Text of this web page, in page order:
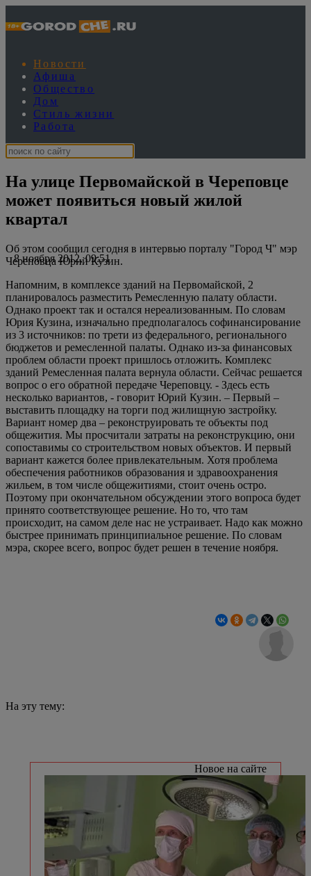
Новости
Афиша
Общество
Дом
Стиль жизни
Работа
На улице Первомайской в Череповце
может появиться новый жилой
квартал
8 ноября 2012, 09:51
Об этом сообщил сегодня в интервью порталу "Город Ч" мэр
Череповца Юрий Кузин.
Напомним, в комплексе зданий на Первомайской, 2
планировалось разместить Ремесленную палату области.
Однако проект так и остался нереализованным. По словам
Юрия Кузина, изначально предполагалось софинансирование
из 3 источников: по трети из федерального, регионального
бюджетов и ремесленной палаты. Однако из-за финансовых
проблем области проект пришлось отложить. Комплекс
зданий Ремесленная палата вернула области. Сейчас решается
вопрос о его обратной передаче Череповцу. - Здесь есть
несколько вариантов, - говорит Юрий Кузин. – Первый –
выставить площадку на торги под жилищную застройку.
Вариант номер два – реконструировать те объекты под
общежития. Мы просчитали затраты на реконструкцию, они
сопоставимы со строительством новых объектов. И первый
вариант кажется более привлекательным. Хотя проблема
обеспечения работников образования и здравоохранения
жильем, в том числе общежитиями, стоит очень остро.
Поэтому при окончательном обсуждении этого вопроса будет
принято соответствующее решение. Но то, что там
происходит, на самом деле нас не устраивает. Надо как можно
быстрее принимать принципиальное решение. По словам
мэра, скорее всего, вопрос будет решен в течение ноября.
На эту тему:
Новое на сайте